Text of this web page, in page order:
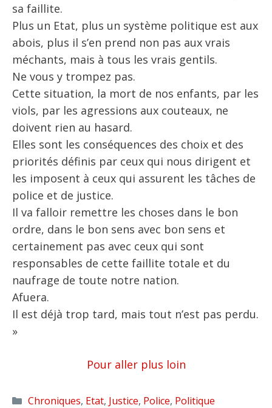
sa faillite.
Plus un Etat, plus un système politique est aux
abois, plus il s’en prend non pas aux vrais
méchants, mais à tous les vrais gentils.
Ne vous y trompez pas.
Cette situation, la mort de nos enfants, par les
viols, par les agressions aux couteaux, ne
doivent rien au hasard.
Elles sont les conséquences des choix et des
priorités définis par ceux qui nous dirigent et
les imposent à ceux qui assurent les tâches de
police et de justice.
Il va falloir remettre les choses dans le bon
ordre, dans le bon sens avec bon sens et
certainement pas avec ceux qui sont
responsables de cette faillite totale et du
naufrage de toute notre nation.
Afuera.
Il est déjà trop tard, mais tout n’est pas perdu.
»
Pour aller plus loin
Catégories
Chroniques, Etat, Justice, Police, Politique